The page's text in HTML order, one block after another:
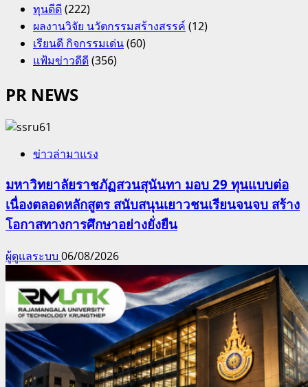
ทุนดีดี(222)
ผลงานวิจัย นวัตกรรมสร้างสรรค์ (12)
เรียนดี กิจกรรมเด่น(60)
แฟ้มข่าวดีดี(356)
PR NEWS
ข่าวล่ามาแรง
มหาวิทยาลัยราชภัฏสวนสุนันทา มอบ 29 ทุนแบบต่อ
เนื่องตลอดหลักสูตร สนับสนุนเยาวชนเรียนจนจบ สร้าง
โอกาสทางการศึกษาอย่างยั่งยืน
ผู้ดูแลระบบ 06/08/2026